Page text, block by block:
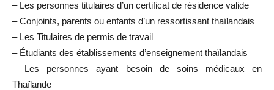
– Les personnes titulaires d’un certificat de résidence valide
– Conjoints, parents ou enfants d’un ressortissant thaïlandais
– Les Titulaires de permis de travail
– Étudiants des établissements d’enseignement thaïlandais
– Les personnes ayant besoin de soins médicaux en
Thaïlande